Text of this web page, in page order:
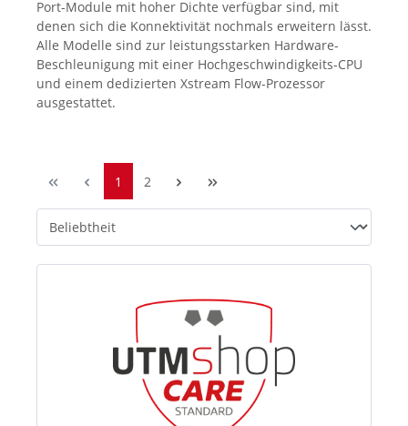
Port-Module mit hoher Dichte verfügbar sind, mit
denen sich die Konnektivität nochmals erweitern lässt.
Alle Modelle sind zur leistungsstarken Hardware-
Beschleunigung mit einer Hochgeschwindigkeits-CPU
und einem dedizierten Xstream Flow-Prozessor
ausgestattet.
1 2